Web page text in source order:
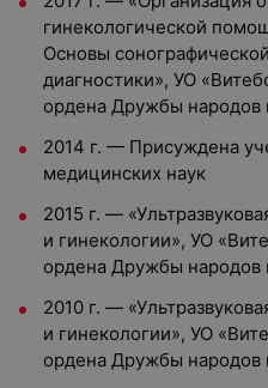
гинекологической
Основы
диагностики», УО
ордена Дружбы народов
2014 г. — Присуждена
медицинских наук
2015 г. —
и гинекологии», УО
ордена Дружбы народов
2010 г. —
и гинекологии», УО
ордена Дружбы народов